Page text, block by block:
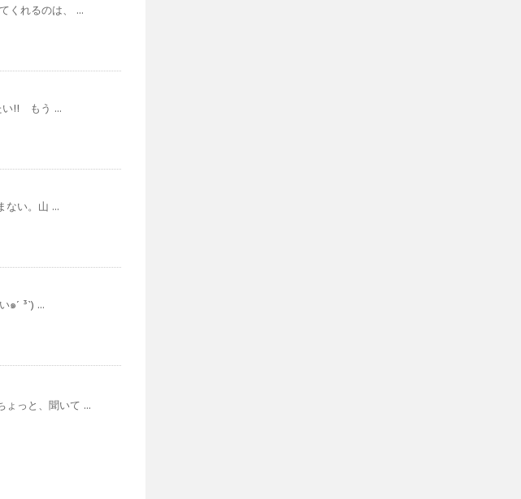
くれるのは、 ...
い!! もう ...
ない。山 ...
๑´ ³`) ...
ょっと、聞いて ...